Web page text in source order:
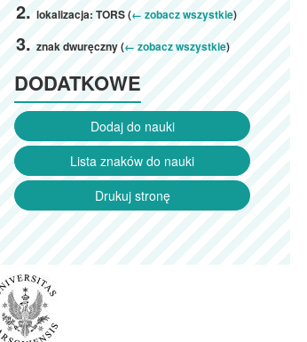
lokalizacja: TORS (← zobacz wszystkie)
znak dwuręczny (← zobacz wszystkie)
DODATKOWE
Dodaj do nauki
Lista znaków do nauki
Drukuj stronę